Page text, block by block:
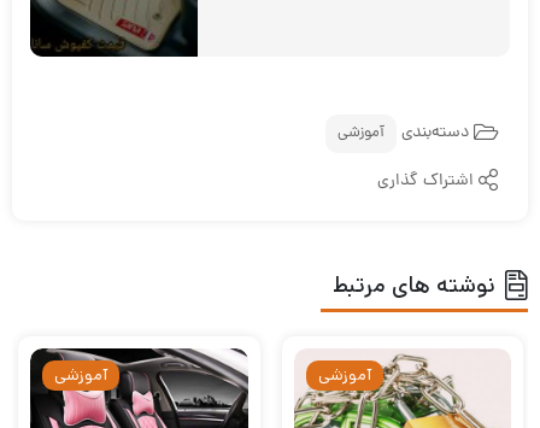
دسته‌بندی آموزشی
اشتراک گذاری
نوشته های مرتبط
آموزشی آموزشی